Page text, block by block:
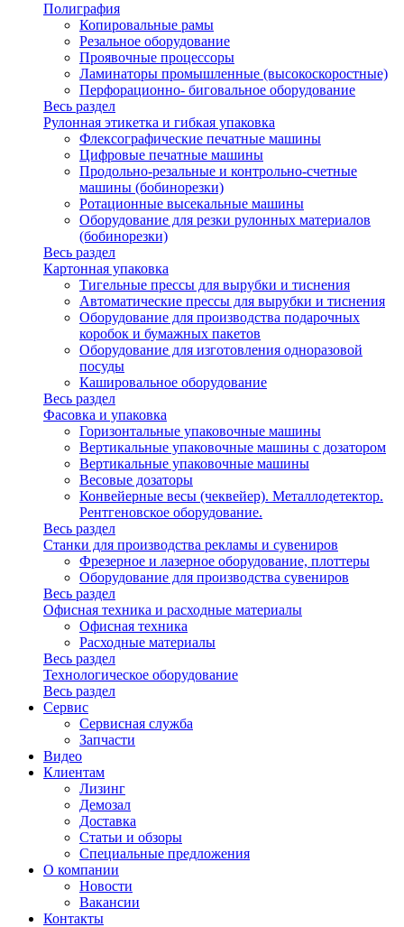
Полиграфия
Копировальные рамы
Резальное оборудование
Проявочные процессоры
Ламинаторы промышленные (высокоскоростные)
Перфорационно- биговальное оборудование
Весь раздел
Рулонная этикетка и гибкая упаковка
Флексографические печатные машины
Цифровые печатные машины
Продольно-резальные и контрольно-счетные
машины (бобинорезки)
Ротационные высекальные машины
Оборудование для резки рулонных материалов
(бобинорезки)
Весь раздел
Картонная упаковка
Тигельные прессы для вырубки и тиснения
Автоматические прессы для вырубки и тиснения
Оборудование для производства подарочных
коробок и бумажных пакетов
Оборудование для изготовления одноразовой
посуды
Кашировальное оборудование
Весь раздел
Фасовка и упаковка
Горизонтальные упаковочные машины
Вертикальные упаковочные машины с дозатором
Вертикальные упаковочные машины
Весовые дозаторы
Конвейерные весы (чеквейер). Металлодетектор.
Рентгеновское оборудование.
Весь раздел
Станки для производства рекламы и сувениров
Фрезерное и лазерное оборудование, плоттеры
Оборудование для производства сувениров
Весь раздел
Офисная техника и расходные материалы
Офисная техника
Расходные материалы
Весь раздел
Технологическое оборудование
Весь раздел
Сервис
Сервисная служба
Запчасти
Видео
Клиентам
Лизинг
Демозал
Доставка
Статьи и обзоры
Специальные предложения
О компании
Новости
Вакансии
Контакты